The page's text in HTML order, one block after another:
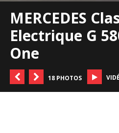
MERCEDES
Electrique G
One
18 PHOTOS